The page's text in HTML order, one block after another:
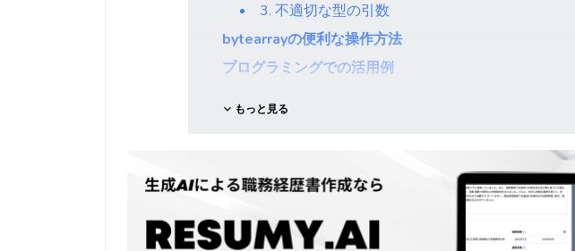
3. 不適切な型の引数
bytearrayの便利な操作方法
プログラミングでの活用例
もっと見る